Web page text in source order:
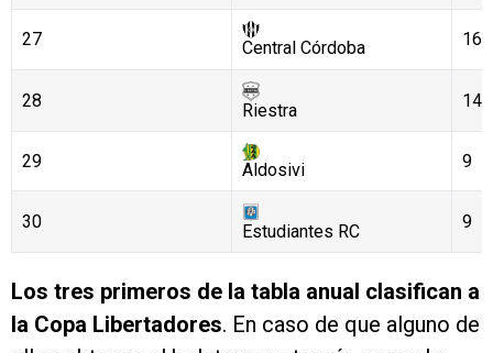
27 Central Córdoba 16
28 Riestra 14
29 Aldosivi 9
30 Estudiantes RC 9
Los tres primeros de la tabla anual clasifican a
la Copa Libertadores. En caso de que alguno de